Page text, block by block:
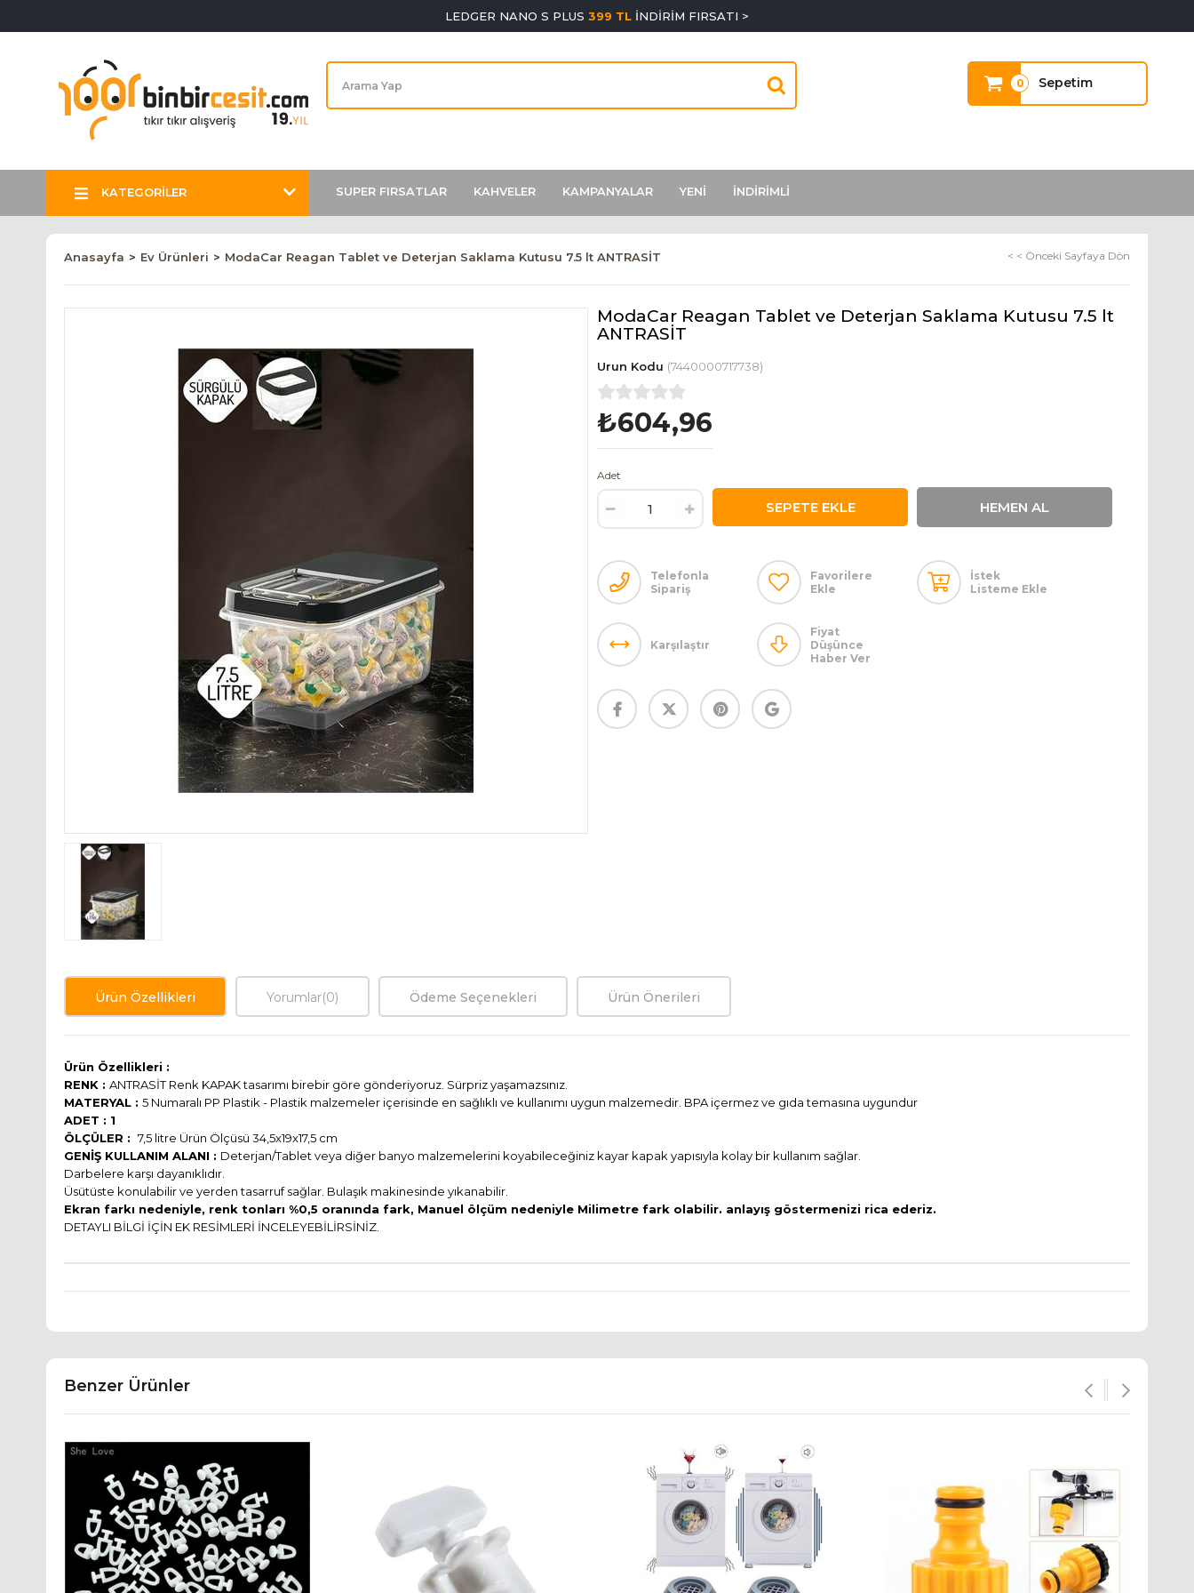
LEDGER NANO S PLUS 399 TL İNDİRİM FIRSATI >
Sepetim
0
KATEGORİLER SUPER FIRSATLAR KAHVELER KAMPANYALAR YENİ İNDİRİMLİ
Anasayfa Ev Ürünleri ModaCar Reagan Tablet ve Deterjan Saklama Kutusu 7.5 lt ANTRASİT < < Önceki Sayfaya Dön
ModaCar Reagan Tablet ve Deterjan Saklama Kutusu 7.5 lt
ANTRASİT
(7440000717738)
₺604,96
Adet
Telefonla
Sipariş
Favorilere
Ekle
İstek
Listeme Ekle
Karşılaştır
Fiyat
Düşünce
Haber Ver
Ürün Özellikleri Yorumlar(0) Ödeme Seçenekleri Ürün Önerileri
Ürün Özellikleri :
RENK : ANTRASİT Renk KAPAK tasarımı birebir göre gönderiyoruz. Sürpriz yaşamazsınız.
MATERYAL : 5 Numaralı PP Plastik - Plastik malzemeler içerisinde en sağlıklı ve kullanımı uygun malzemedir. BPA içermez ve gıda temasına uygundur
ADET : 1
ÖLÇÜLER : 7,5 litre Ürün Ölçüsü 34,5x19x17,5 cm
GENİŞ KULLANIM ALANI : Deterjan/Tablet veya diğer banyo malzemelerini koyabileceğiniz kayar kapak yapısıyla kolay bir kullanım sağlar.
Darbelere karşı dayanıklıdır.
Üsütüste konulabilir ve yerden tasarruf sağlar. Bulaşık makinesinde yıkanabilir.
Ekran farkı nedeniyle, renk tonları %0,5 oranında fark, Manuel ölçüm nedeniyle Milimetre fark olabilir. anlayış göstermenizi rica ederiz.
DETAYLI BİLGİ İÇİN EK RESİMLERİ İNCELEYEBİLİRSİNİZ.
Benzer Ürünler